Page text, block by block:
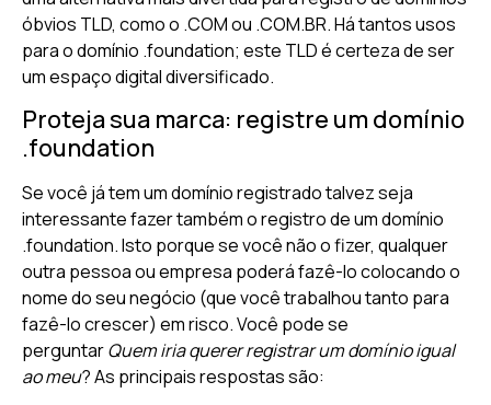
óbvios TLD, como o .COM ou .COM.BR. Há tantos usos
para o domínio .foundation; este TLD é certeza de ser
um espaço digital diversificado.
Proteja sua marca: registre um domínio
.foundation
Se você já tem um domínio registrado talvez seja
interessante fazer também o registro de um domínio
.foundation. Isto porque se você não o fizer, qualquer
outra pessoa ou empresa poderá fazê-lo colocando o
nome do seu negócio (que você trabalhou tanto para
fazê-lo crescer) em risco. Você pode se
perguntarQuem iria querer registrar um domínio igual
ao meu? As principais respostas são: